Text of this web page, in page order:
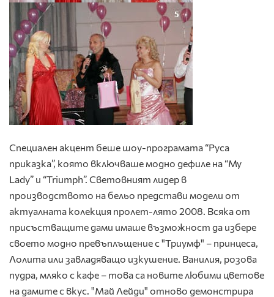
Специален акцент беше шоу-програмата “Руса
приказка”, която включваше модно дефиле на “My
Lady” и “Triumph”. Световният лидер в
производството на бельо представи модели от
актуалната колекция пролет-лято 2008. Всяка от
присъстващите дами имаше възможност да избере
своето модно превъплъщение с "Триумф" – принцеса,
Лолита или завладяващо изкушение. Ванилия, розова
пудра, мляко с кафе – това са новите любими цветове
на дамите с вкус. "Май Лейди" отново демонстрира